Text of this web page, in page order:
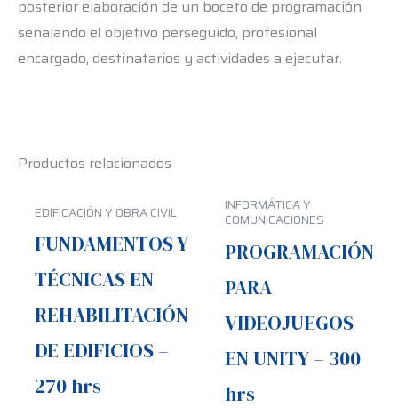
posterior elaboración de un boceto de programación
señalando el objetivo perseguido, profesional
encargado, destinatarios y actividades a ejecutar.
Productos relacionados
EDIFICACIÓN Y OBRA CIVIL
FUNDAMENTOS Y
TÉCNICAS EN
REHABILITACIÓN
DE EDIFICIOS –
270 hrs
INFORMÁTICA Y
COMUNICACIONES
PROGRAMACIÓN
PARA
VIDEOJUEGOS
EN UNITY – 300
hrs